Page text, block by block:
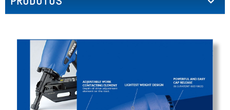
notícia
E-catálogo
Fale Conosco
Mapa do Site